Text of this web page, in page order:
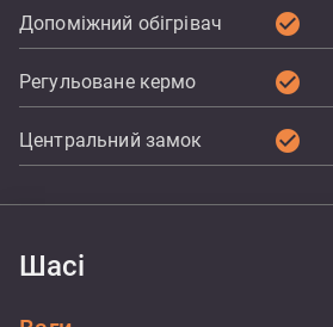
Допоміжний обігрівач check_circle
Регульоване кермо check_circle
Центральний замок check_circle
Шасі